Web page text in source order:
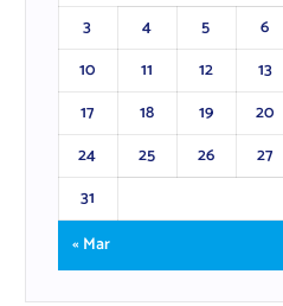
3
4 5 6
10
11 12 13
17
18 19 20
24
25 26 27
31
« Mar